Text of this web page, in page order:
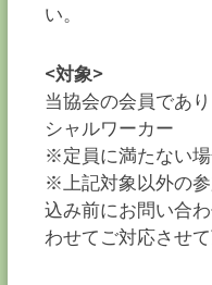
い。
<対象>
当協会の会員であ
シャルワーカー
※定員に満たない
※上記対象以外の
込み前にお問い合
わせてご対応させて